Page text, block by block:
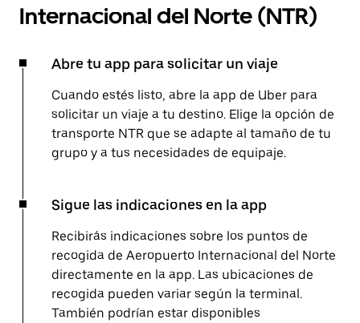
Internacional del Norte (NTR)
Abre tu app para solicitar un viaje
Cuando estés listo, abre la app de Uber para
solicitar un viaje a tu destino. Elige la opción de
transporte NTR que se adapte al tamaño de tu
grupo y a tus necesidades de equipaje.
Sigue las indicaciones en la app
Recibirás indicaciones sobre los puntos de
recogida de Aeropuerto Internacional del Norte
directamente en la app. Las ubicaciones de
recogida pueden variar según la terminal.
También podrían estar disponibles